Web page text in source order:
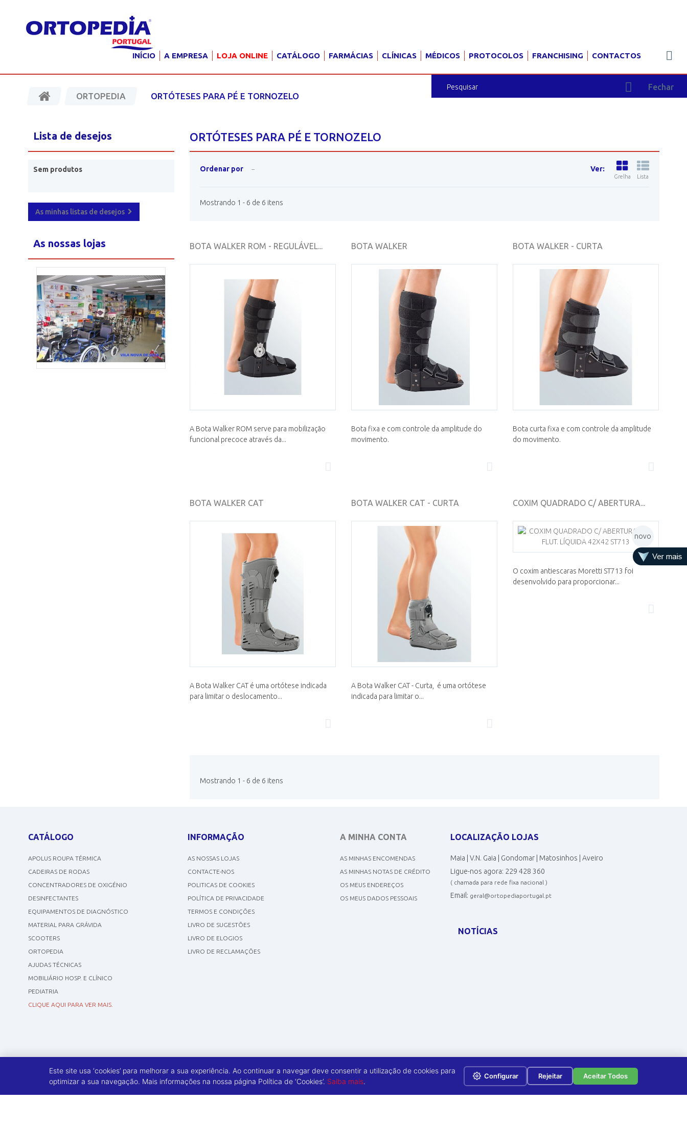
Este site usa ‘cookies’ para melhorar a sua experiência. Ao continuar a navegar deve consentir a utilização de cookies para
optimizar a sua navegação. Mais informações na nossa página Política de ‘Cookies’. Saiba mais.
Configurar Rejeitar Aceitar Todos
Fechar
INÍCIO A EMPRESA LOJA ONLINE CATÁLOGO FARMÁCIAS CLÍNICAS MÉDICOS PROTOCOLOS FRANCHISING CONTACTOS
ORTOPEDIA ORTÓTESES PARA PÉ E TORNOZELO
ORTÓTESES PARA PÉ E TORNOZELO
Ver:
Grelha Lista
Ordenar por --
Mostrando 1 - 6 de 6 itens
BOTA WALKER ROM - REGULÁVEL...
A Bota Walker ROM serve para mobilização
funcional precoce através da...
BOTA WALKER
Bota fixa e com controle da amplitude do
movimento.
BOTA WALKER - CURTA
Bota curta fixa e com controle da amplitude
do movimento.
BOTA WALKER CAT
A Bota Walker CAT é uma ortótese indicada
para limitar o deslocamento...
BOTA WALKER CAT - CURTA
A Bota Walker CAT - Curta, é uma ortótese
indicada para limitar o...
COXIM QUADRADO C/ ABERTURA...
novo
O coxim antiescaras Moretti ST713 foi
desenvolvido para proporcionar...
Mostrando 1 - 6 de 6 itens
Lista de desejos
Sem produtos
As minhas listas de desejos
As nossas lojas
Loja Maia
CATÁLOGO
APOLUS ROUPA TÉRMICA
CADEIRAS DE RODAS
CONCENTRADORES DE OXIGÉNIO
DESINFECTANTES
EQUIPAMENTOS DE DIAGNÓSTICO
MATERIAL PARA GRÁVIDA
SCOOTERS
ORTOPEDIA
AJUDAS TÉCNICAS
MOBILIÁRIO HOSP. E CLÍNICO
PEDIATRIA
CLIQUE AQUI PARA VER MAIS.
INFORMAÇÃO
AS NOSSAS LOJAS
CONTACTE-NOS
POLITICAS DE COOKIES
POLÍTICA DE PRIVACIDADE
TERMOS E CONDIÇÕES
LIVRO DE SUGESTÕES
LIVRO DE ELOGIOS
LIVRO DE RECLAMAÇÕES
A MINHA CONTA
AS MINHAS ENCOMENDAS
AS MINHAS NOTAS DE CRÉDITO
OS MEUS ENDEREÇOS
OS MEUS DADOS PESSOAIS
LOCALIZAÇÃO LOJAS
Maia | V.N. Gaia | Gondomar | Matosinhos | Aveiro
Ligue-nos agora: 229 428 360
( chamada para rede fixa nacional )
Email: geral@ortopediaportugal.pt
NOTÍCIAS